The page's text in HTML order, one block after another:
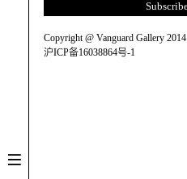
Copyright @ Vanguard Gallery 2014
沪ICP备16038864号-1